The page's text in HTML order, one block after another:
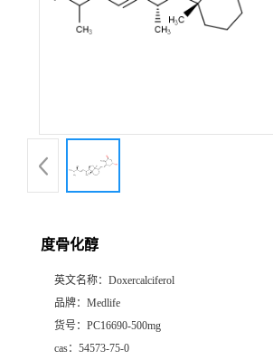
度骨化醇
英文名称： Doxercalciferol
品牌： Medlife
货号： PC16690-500mg
cas： 54573-75-0